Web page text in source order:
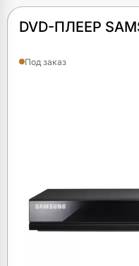
DVD-ПЛЕЕР
Под заказ